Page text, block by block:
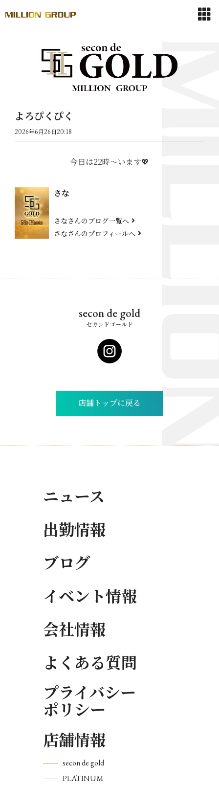
よろぴくぴく
2026年6月26日20:18
今日は22時〜います💖
さな
さなさんのブログ一覧へ
さなさんのプロフィールへ
secon de gold
セカンドゴールド
店舗トップに戻る
ニュース
出勤情報
ブログ
イベント情報
会社情報
よくある質問
プライバシー
ポリシー
店舗情報
secon de gold
PLATINUM